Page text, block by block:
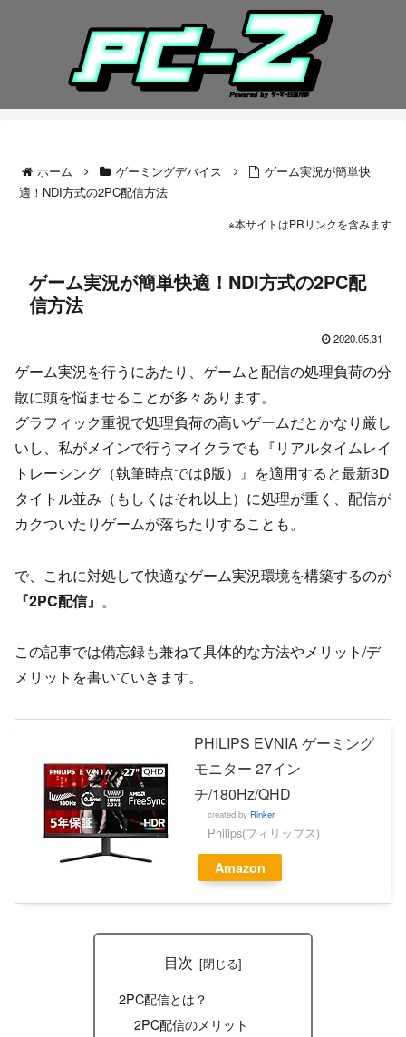
ホーム ゲーミングデバイス
ゲーム実況が簡単快
適！NDI方式の2PC配信方法
※本サイトはPRリンクを含みます
ゲーム実況が簡単快適！NDI方式の2PC配
信方法
2020.05.31
ゲーム実況を行うにあたり、ゲームと配信の処理負荷の分
散に頭を悩ませることが多々あります。
グラフィック重視で処理負荷の高いゲームだとかなり厳し
いし、私がメインで行うマイクラでも『リアルタイムレイ
トレーシング（執筆時点ではβ版）』を適用すると最新3D
タイトル並み（もしくはそれ以上）に処理が重く、配信が
カクついたりゲームが落ちたりすることも。
で、これに対処して快適なゲーム実況環境を構築するのが
『2PC配信』 。
この記事では備忘録も兼ねて具体的な方法やメリット/デ
メリットを書いていきます。
PHILIPS EVNIA ゲーミング
モニター 27イン
チ/180Hz/QHD
created by Rinker
Philips(フィリップス)
Amazon
目次
2PC配信とは？
2PC配信のメリット